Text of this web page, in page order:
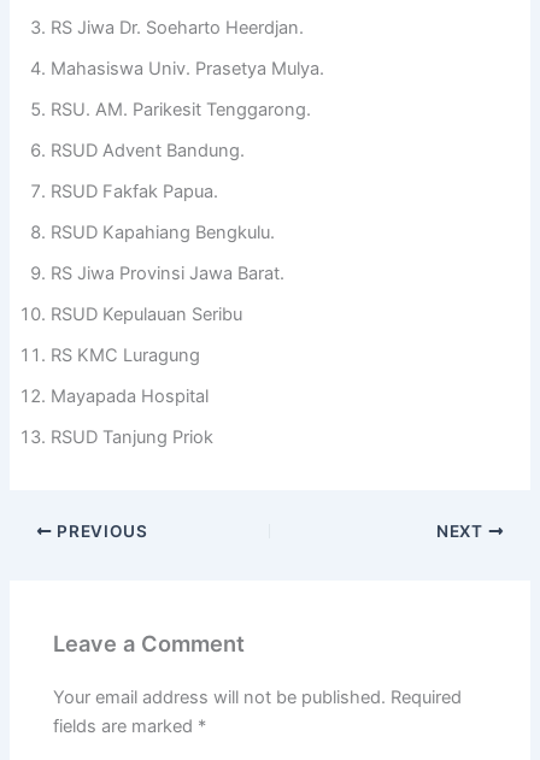
RS Jiwa Dr. Soeharto Heerdjan.
Mahasiswa Univ. Prasetya Mulya.
RSU. AM. Parikesit Tenggarong.
RSUD Advent Bandung.
RSUD Fakfak Papua.
RSUD Kapahiang Bengkulu.
RS Jiwa Provinsi Jawa Barat.
RSUD Kepulauan Seribu
RS KMC Luragung
Mayapada Hospital
RSUD Tanjung Priok
PREVIOUS NEXT
Leave a Comment
Your email address will not be published. Required
fields are marked *